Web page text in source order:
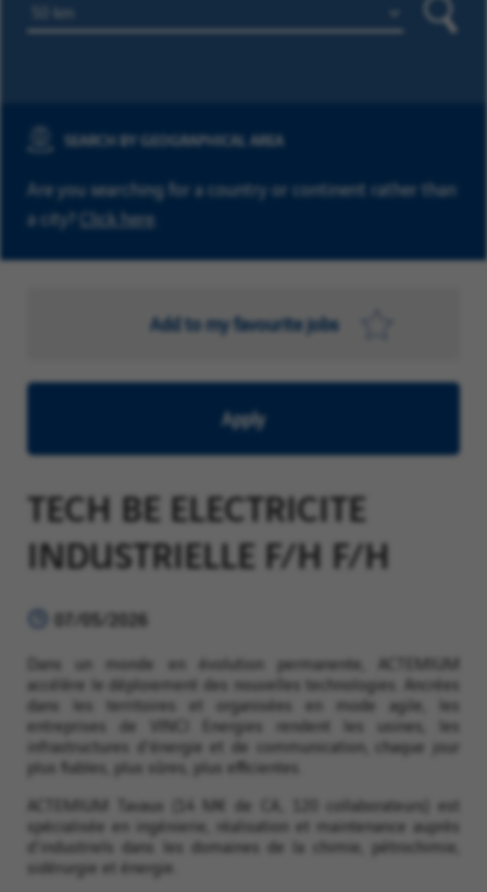
SEARCH BY GEOGRAPHICAL AREA
Are you searching for a country or continent rather than
a city? Click here
Add to my favourite jobs
Apply
TECH BE ELECTRICITE
INDUSTRIELLE F/H F/H
07/05/2026
Dans un monde en évolution permanente, ACTEMIUM
accélère le déploiement des nouvelles technologies. Ancrées
dans les territoires et organisées en mode agile, les
entreprises de VINCI Energies rendent les usines, les
infrastructures d'énergie et de communication, chaque jour
plus fiables, plus sûres, plus efficientes.
ACTEMIUM Tavaux (14 M€ de CA, 120 collaborateurs) est
spécialisée en ingénierie, réalisation et maintenance auprès
d'industriels dans les domaines de la chimie, pétrochimie,
sidérurgie et énergie.